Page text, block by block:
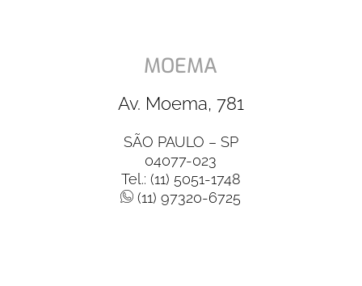
MOEMA
Av. Moema, 781
SÃO PAULO – SP
04077-023
Tel.: (11) 5051-1748
(11) 97320-6725